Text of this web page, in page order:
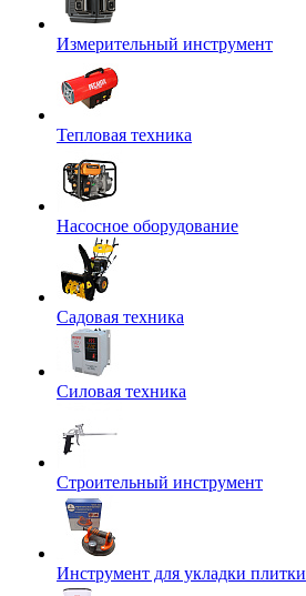
Измерительный инструмент
Тепловая техника
Насосное оборудование
Садовая техника
Силовая техника
Строительный инструмент
Инструмент для укладки плитки